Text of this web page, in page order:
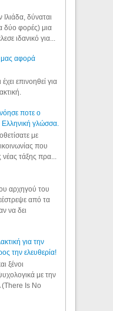
δύναται
δύο φορές) μια
ιδανικό για...
μας αφορά
επινοηθεί για
ποτε ο
Ελληνική γλώσσα.
με
που
τάξης πρα...
αρχηγού του
από τα
να δει
για την
την ελευθερία!
ξένοι
με την
Is No